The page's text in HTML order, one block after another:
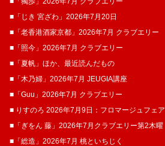
■「じき 宮ざわ」2026年7月20日
■「老香港酒家京都」2026年7月 クラブエリー
■「照今」2026年7月 クラブエリー
■「夏帆」ほか、最近読んだもの
■「木乃婦」2026年7月 JEUGIA講座
■「Guu」2026年7月 クラブエリー
■ りすのろ 2026年7月9日：フロマージュフェア
■「ぎをん 藤」2026年7月クラブエリー第2木曜
■「総造」2026年7月 桃といちじく